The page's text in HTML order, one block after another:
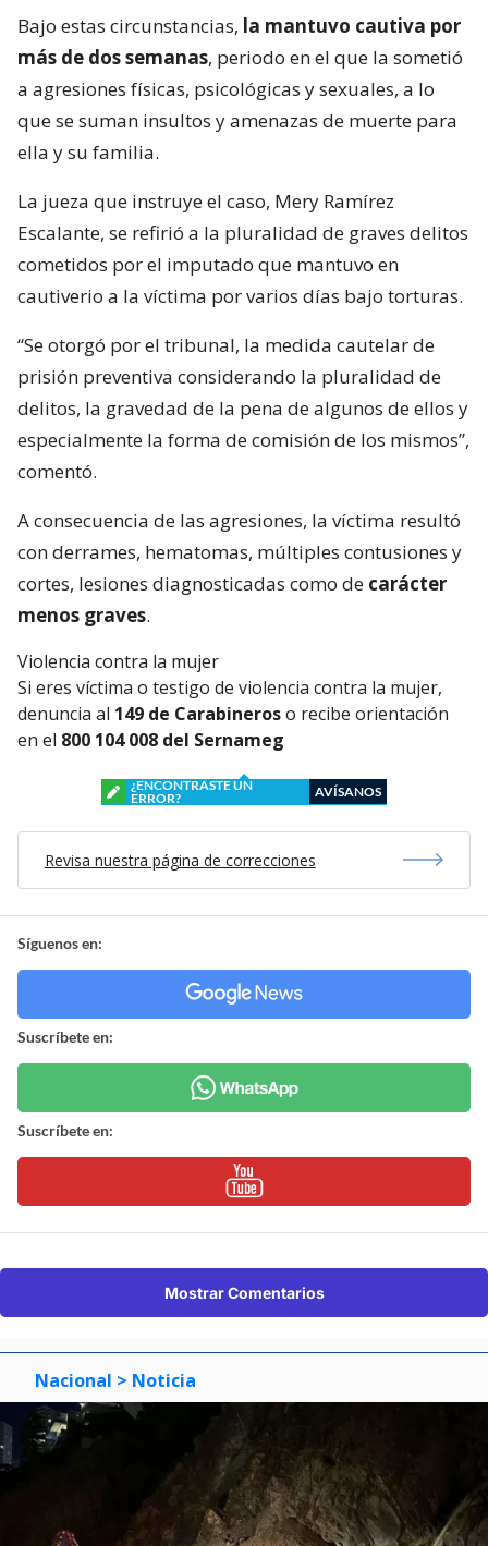
Bajo estas circunstancias, la mantuvo cautiva por
más de dos semanas, periodo en el que la sometió
a agresiones físicas, psicológicas y sexuales, a lo
que se suman insultos y amenazas de muerte para
ella y su familia.
La jueza que instruye el caso, Mery Ramírez
Escalante, se refirió a la pluralidad de graves delitos
cometidos por el imputado que mantuvo en
cautiverio a la víctima por varios días bajo torturas.
“Se otorgó por el tribunal, la medida cautelar de
prisión preventiva considerando la pluralidad de
delitos, la gravedad de la pena de algunos de ellos y
especialmente la forma de comisión de los mismos”,
comentó.
A consecuencia de las agresiones, la víctima resultó
con derrames, hematomas, múltiples contusiones y
cortes, lesiones diagnosticadas como de carácter
menos graves.
Violencia contra la mujer
Si eres víctima o testigo de violencia contra la mujer,
denuncia al 149 de Carabineroso recibe orientación
en el 800 104 008 del Sernameg
¿ENCONTRASTE UN
ERROR?
AVÍSANOS
Revisa nuestra página de correcciones
Síguenos en:
Suscríbete en:
Suscríbete en:
Mostrar Comentarios
Nacional > Noticia